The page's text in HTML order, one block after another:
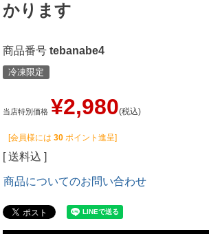
かります
商品番号 tebanabe4
冷凍限定
当店特別価格 ¥2,980 税込
[会員様には 30 ポイント進呈]
送料込
商品についてのお問い合わせ